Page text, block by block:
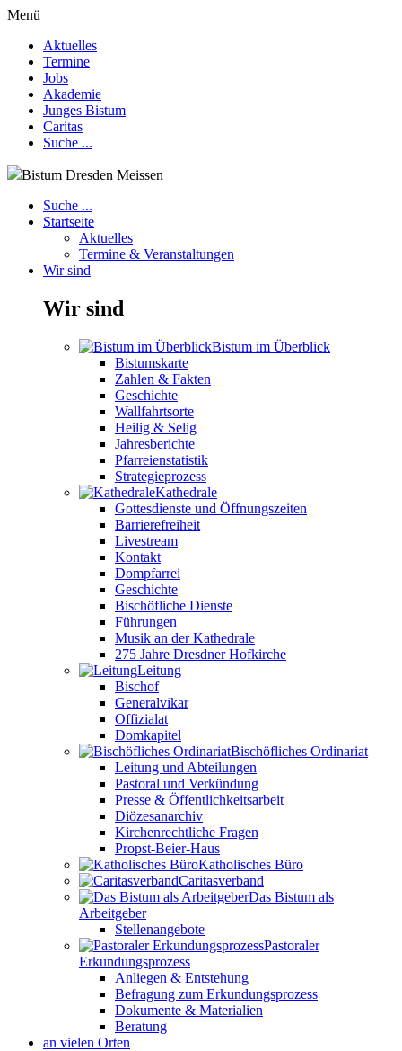
Menü
Aktuelles
Termine
Jobs
Akademie
Junges Bistum
Caritas
Suche ...
Bistum Dresden Meissen
Suche ...
Startseite
Aktuelles
Termine & Veranstaltungen
Wir sind
Wir sind
Bistum im Überblick
Bistumskarte
Zahlen & Fakten
Geschichte
Wallfahrtsorte
Heilig & Selig
Jahresberichte
Pfarreienstatistik
Strategieprozess
Kathedrale
Gottesdienste und Öffnungszeiten
Barrierefreiheit
Livestream
Kontakt
Dompfarrei
Geschichte
Bischöfliche Dienste
Führungen
Musik an der Kathedrale
275 Jahre Dresdner Hofkirche
Leitung
Bischof
Generalvikar
Offizialat
Domkapitel
Bischöfliches Ordinariat
Leitung und Abteilungen
Pastoral und Verkündung
Presse & Öffentlichkeitsarbeit
Diözesanarchiv
Kirchenrechtliche Fragen
Propst-Beier-Haus
Katholisches Büro
Caritasverband
Das Bistum als
Arbeitgeber
Stellenangebote
Pastoraler
Erkundungsprozess
Anliegen & Entstehung
Befragung zum Erkundungsprozess
Dokumente & Materialien
Beratung
an vielen Orten